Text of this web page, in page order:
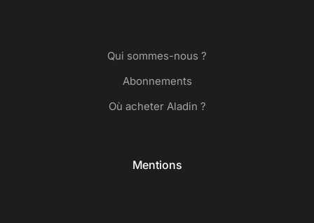
Qui sommes-nous ?
Abonnements
Où acheter Aladin ?
Mentions